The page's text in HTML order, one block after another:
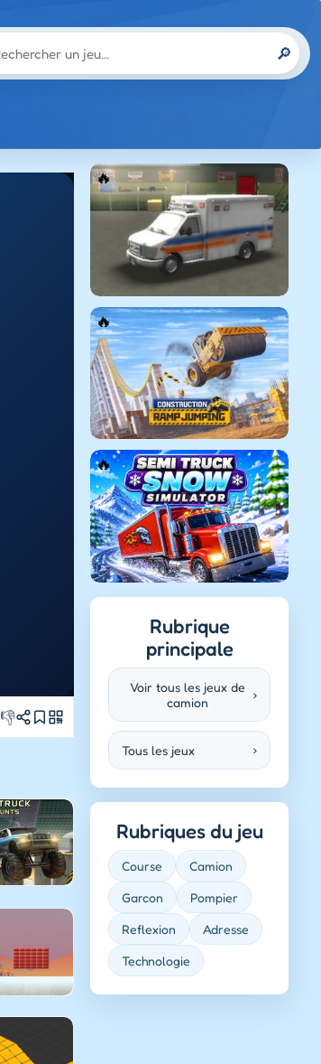
🔎
👎
Rubrique
principale
Voir tous les jeux de
camion
›
Tous les jeux ›
Rubriques du jeu
Course Camion
Garcon Pompier
Reflexion Adresse
Technologie